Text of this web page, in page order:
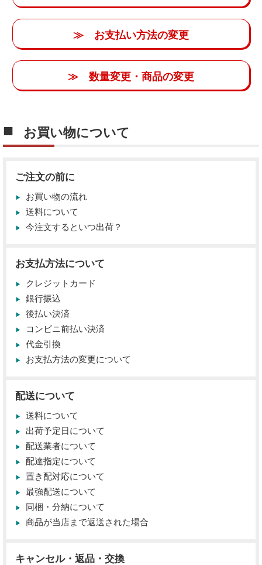
≫ お支払い方法の変更
≫ 数量変更・商品の変更
お買い物について
ご注文の前に
お買い物の流れ
送料について
今注文するといつ出荷？
お支払方法について
クレジットカード
銀行振込
後払い決済
コンビニ前払い決済
代金引換
お支払方法の変更について
配送について
送料について
出荷予定日について
配送業者について
配達指定について
置き配対応について
最強配送について
同梱・分納について
商品が当店まで返送された場合
キャンセル・返品・交換